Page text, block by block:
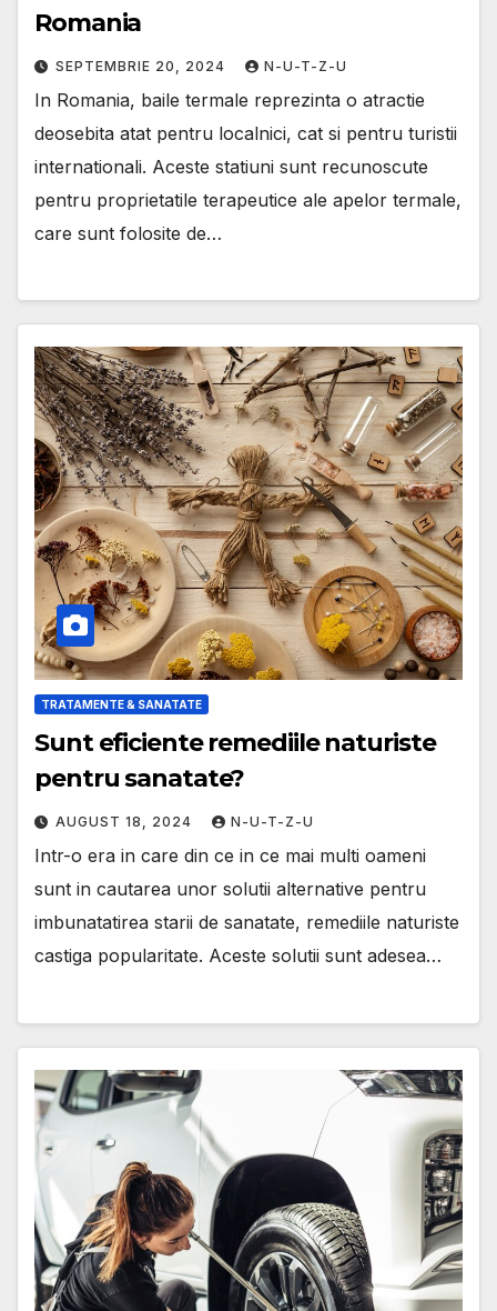
Romania
SEPTEMBRIE 20, 2024 N-U-T-Z-U
In Romania, baile termale reprezinta o atractie
deosebita atat pentru localnici, cat si pentru turistii
internationali. Aceste statiuni sunt recunoscute
pentru proprietatile terapeutice ale apelor termale,
care sunt folosite de…
TRATAMENTE & SANATATE
Sunt eficiente remediile naturiste
pentru sanatate?
AUGUST 18, 2024 N-U-T-Z-U
Intr-o era in care din ce in ce mai multi oameni
sunt in cautarea unor solutii alternative pentru
imbunatatirea starii de sanatate, remediile naturiste
castiga popularitate. Aceste solutii sunt adesea…